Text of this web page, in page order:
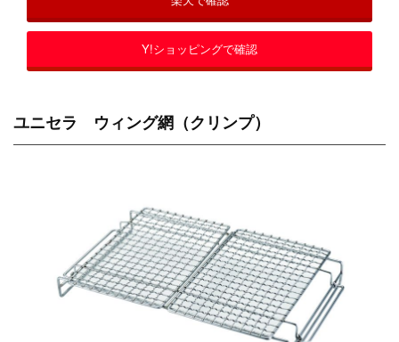
Y!ショッピングで確認
ユニセラ ウィング網（クリンプ）